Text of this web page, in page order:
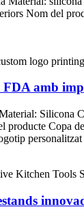
Nom del
amb
Silicona
producte Copa